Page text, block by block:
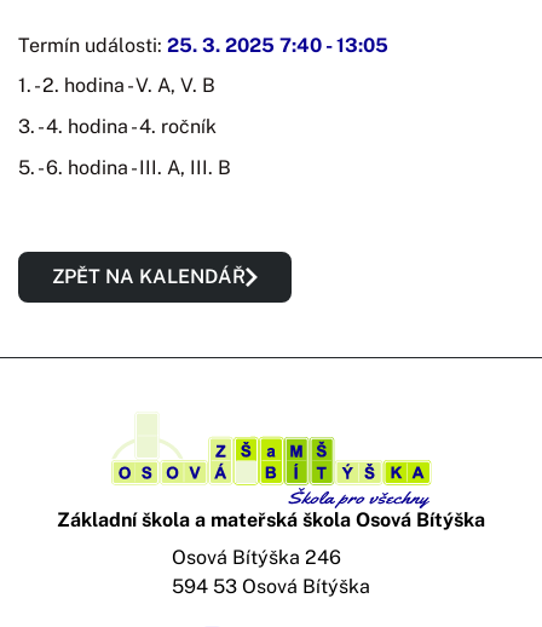
Termín události: 25. 3. 2025 7:40 -13:05
1. - 2. hodina - V. A, V. B
3. - 4. hodina - 4. ročník
5. - 6. hodina - III. A, III. B
ZPĚT NA KALENDÁŘ
Základní škola a mateřská škola Osová Bítýška
Osová Bítýška 246
594 53 Osová Bítýška